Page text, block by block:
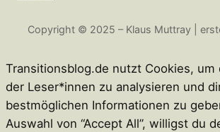
Copyright © 2025 – Klaus Muttray |
Transitionsblog.de nutzt Cookies, um
der Leser*innen zu analysieren und
bestmöglichen Informationen zu
Auswahl von “Accept All”, willigst du